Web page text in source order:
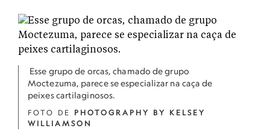
Esse grupo de orcas, chamado de grupo
Moctezuma, parece se especializar na caça de
peixes cartilaginosos.
FOTO DE PHOTOGRAPHY BY KELSEY
WILLIAMSON